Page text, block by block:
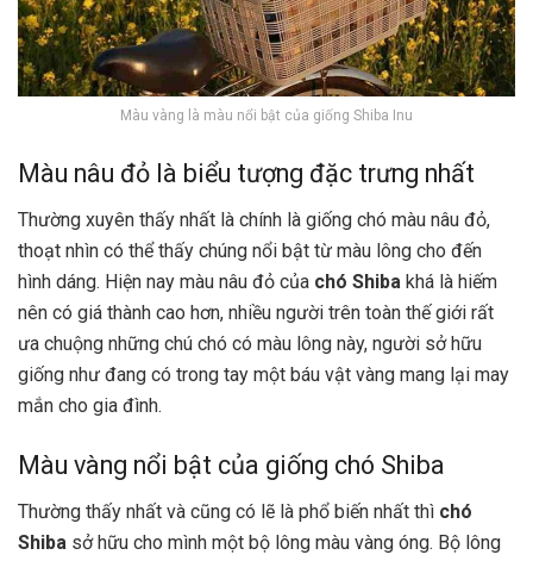
Màu vàng là màu nổi bật của giống Shiba Inu
Màu nâu đỏ là biểu tượng đặc trưng nhất
Thường xuyên thấy nhất là chính là giống chó màu nâu đỏ,
thoạt nhìn có thể thấy chúng nổi bật từ màu lông cho đến
hình dáng. Hiện nay màu nâu đỏ của chó Shiba khá là hiếm
nên có giá thành cao hơn, nhiều người trên toàn thế giới rất
ưa chuộng những chú chó có màu lông này, người sở hữu
giống như đang có trong tay một báu vật vàng mang lại may
mắn cho gia đình.
Màu vàng nổi bật của giống chó Shiba
Thường thấy nhất và cũng có lẽ là phổ biến nhất thì chó
Shiba sở hữu cho mình một bộ lông màu vàng óng. Bộ lông